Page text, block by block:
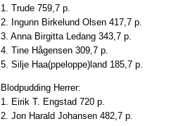
1. Trude 759,7 p.
2. Ingunn Birkelund Olsen 417,7 p.
3. Anna Birgitta Ledang 343,7 p.
4. Tine Hågensen 309,7 p.
5. Silje Haa(ppeloppe)land 185,7 p.
Blodpudding Herrer:
1. Eirik T. Engstad 720 p.
2. Jon Harald Johansen 482,7 p.